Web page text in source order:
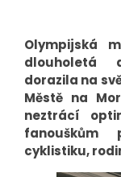
Olympijská
dlouholetá
dorazila na
Městě na
neztrácí
fanouškům
cyklistiku,